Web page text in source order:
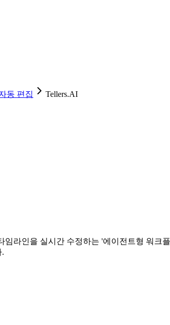
동 편집 Tellers.AI
라인을 실시간 수정하는 '에이전트형 워크
.